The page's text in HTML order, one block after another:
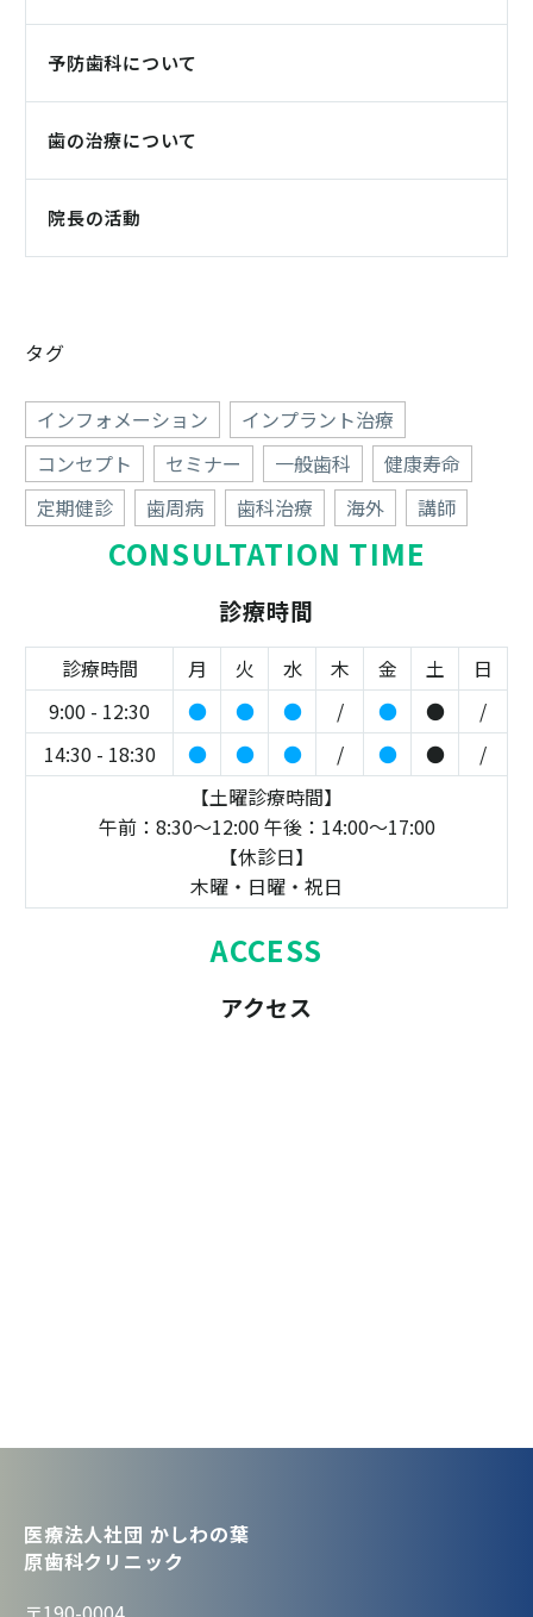
予防歯科について
歯の治療について
院長の活動
タグ
インフォメーション
インプラント治療
コンセプト
セミナー 一般歯科
健康寿命
定期健診
歯周病 歯科治療 海外 講師
CONSULTATION TIME
診療時間
診療時間 月 火 水 木 金 土
日
9:00 - 12:30
● ● ● / ● ●
/
14:30 - 18:30
● ● ● / ● ●
/
【土曜診療時間】
午前：8:30～12:00 午後：14:00～17:00
【休診日】
木曜・日曜・祝日
ACCESS
アクセス
医療法人社団 かしわの葉
原歯科クリニック